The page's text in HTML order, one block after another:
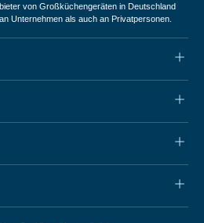
von Großküchengeräten in Deutschland
Unternehmen als auch an Privatpersonen.